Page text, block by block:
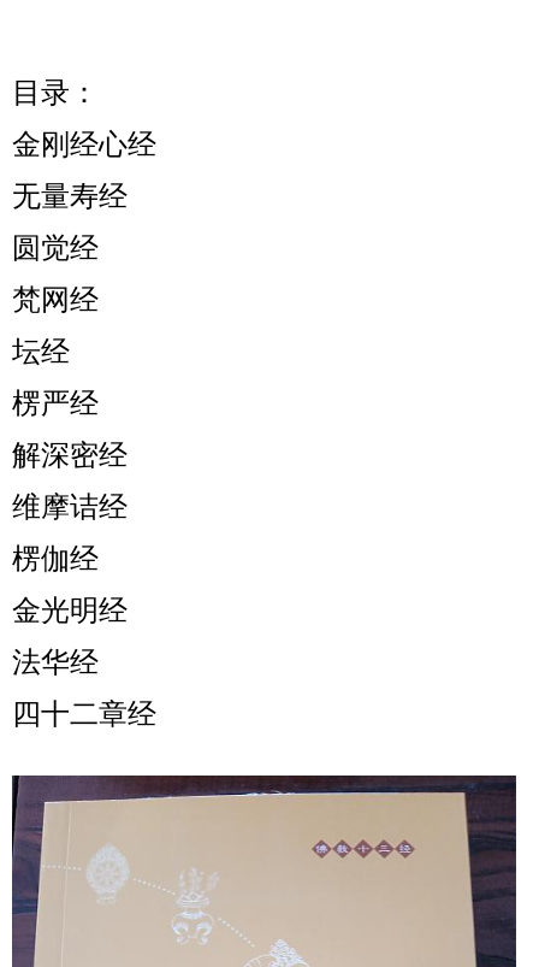
目录：
金刚经心经
无量寿经
圆觉经
梵网经
坛经
楞严经
解深密经
维摩诘经
楞伽经
金光明经
法华经
四十二章经